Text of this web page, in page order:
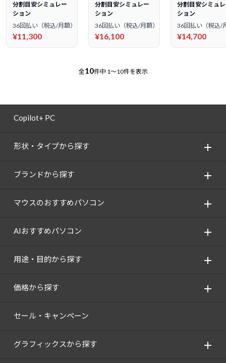
分割目安シミュレー
ション
36回払い（税込/月額）
¥11,300
分割目安シミュレー
ション
36回払い（税込/月額）
¥16,100
分割目安シミュ
ション
36回払い（税込/
¥14,700
全10件中 1～10件を表示
Copilot+ PC
形状・タイプから探す
ブランドから探す
マウスのおすすめパソコン
AIおすすめパソコン
用途・目的から探す
価格から探す
セール・キャンペーン
グラフィックスから探す